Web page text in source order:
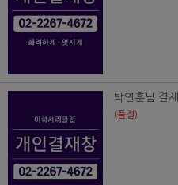
박연훈님 결재
(품절)